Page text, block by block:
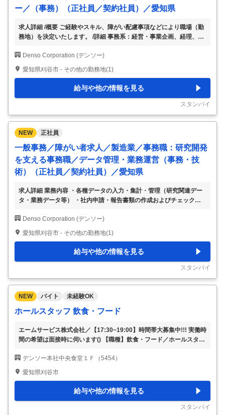
ー／（事務）（正社員／契約社員）／愛知県
求人詳細 /概要 ご経験やスキル、障がい配慮事項などにより職場（勤
務地）を決定いたします。 /詳細 事務系：経営・事業企画、経理、人
産技術、システム、生産技術、品質管理 等 ※従事すべき業務の変更
の範囲：当社HPに記載の事業領域 【備考】 カジュアル面談や面接を
します 【業務内容の変更範囲】 会社の定める業務 【就業場所の変更
範囲】 会社の定める場所 【就業場所の候補地】 ① 本社:〒448-8661
Denso Corporation (デンソー)
愛知県刈谷市 - その他の勤務地(1)
給与や他の情報を見る
スタンバイ
NEW 正社員
一般事務／障がい者求人／製造業／事務職：研究開発
を支える事務職／データ管理・業務運営（事務・技
術）（正社員／契約社員）／愛知県
求人詳細 業務内容 ・各種データの入力・集計・管理（研究関連デー
タ・業務データ等） ・社内申請・報告書類の作成およびチェック、
（研究テーマ会議等）の運営補助（資料準備、議事録作成等） ・社
内問い合わせ対応（ルール・手続き等の一次対応） ・外部機関（委
関わる各種手続き（申請・登録・管理）の対応 ・業務の効率化・標
準化に向けた改善活動への参画 ・拠点運営に関わる庶務業務全般
（備品管理、環境整備 等） 業務のやりがい 研究開発に関わるデータ
管理、資料作成、文書管理、会議運営補…
Denso Corporation (デンソー)
愛知県刈谷市 - その他の勤務地(1)
給与や他の情報を見る
スタンバイ
NEW バイト 未経験OK
ホールスタッフ 飲食・フード
エームサービス株式会社／【17:30~19:00】時間帯大募集中!!! 実働時
間の希望は面接時に伺います() 【職種】飲食・フード／ホールスタッ
短時間も歓迎！ 例❷)16:00～20:00 4時間/日：長時間も歓迎！ ※勤務
時間は調整可能です。面接時等にお伺いします♪ ※昼から働きたい。
間以上は60分 【勤務日数】 週3日～OK 週5日働ける方も活躍中！社
会保険完備！ ★土日休み（トヨタカレンダー） 【お仕事内容】 社員
デンソー本社中央食堂１Ｆ（5454）
愛知県刈谷市
給与や他の情報を見る
スタンバイ